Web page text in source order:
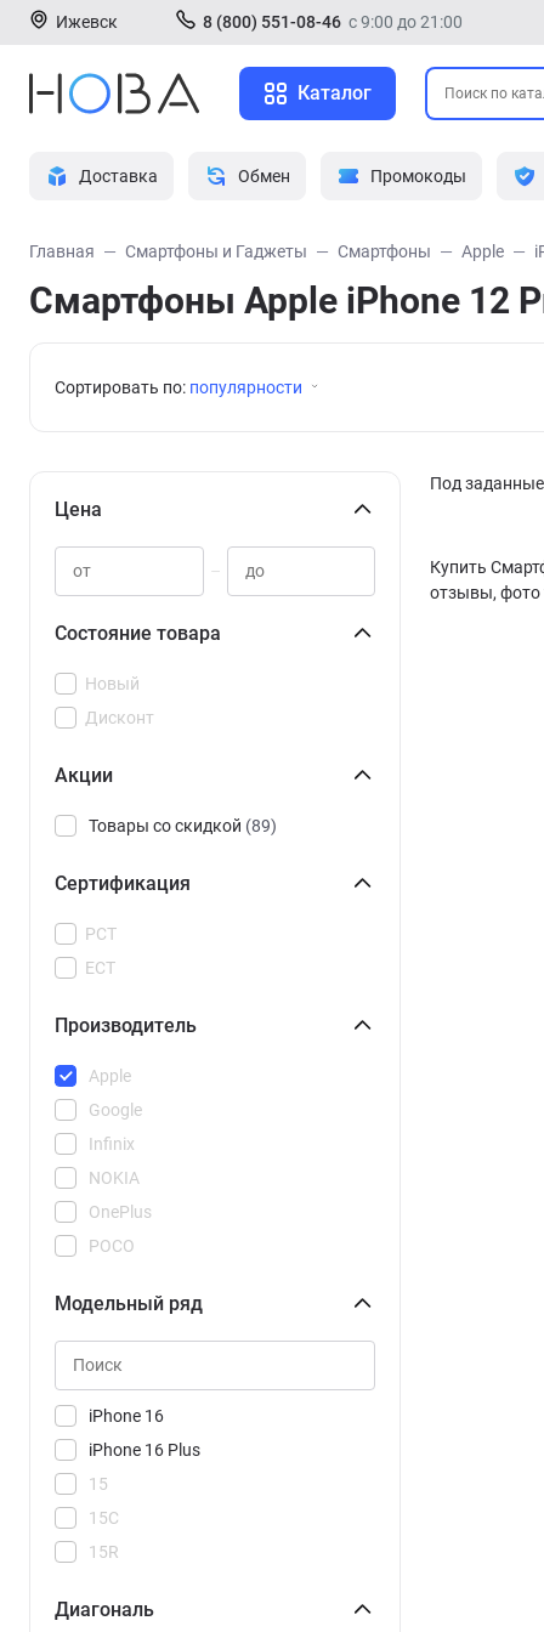
Ижевск 8 (800) 551-08-46 с 9:00 до 21:00
Каталог
Доставка Обмен Промокоды
Главная Смартфоны и Гаджеты Смартфоны Apple
Смартфоны Apple iPhone 12
Сортировать по: популярности
Цена
–
Состояние товара
Новый
Дисконт
Акции
Товары со скидкой (89)
Сертификация
РСТ
ЕСТ
Производитель
Apple
Google
Infinix
NOKIA
OnePlus
POCO
Realme
Samsung
Vivo
Xiaomi
Модельный ряд
15
15C
15R
15T Pro
iPhone 16
iPhone 16 Plus
Диагональ
Под
Купить
отзывы, фото